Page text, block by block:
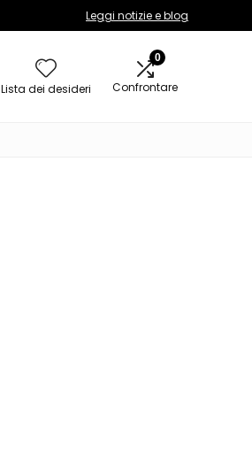
Leggi notizie e blog
Lista dei desideri
0
Confrontare